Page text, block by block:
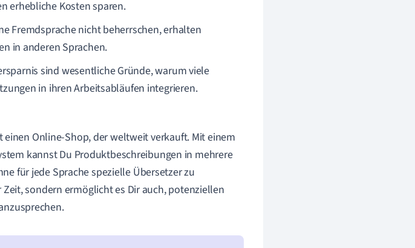
erhebliche Kosten sparen.
Fremdsprache nicht beherrschen, erhalten
in anderen Sprachen.
sind wesentliche Gründe, warum viele
in ihren Arbeitsabläufen integrieren.
einen Online-Shop, der weltweit verkauft. Mit einem
kannst Du Produktbeschreibungen in mehrere
für jede Sprache spezielle Übersetzer zu
sondern ermöglicht es Dir auch, potenziellen